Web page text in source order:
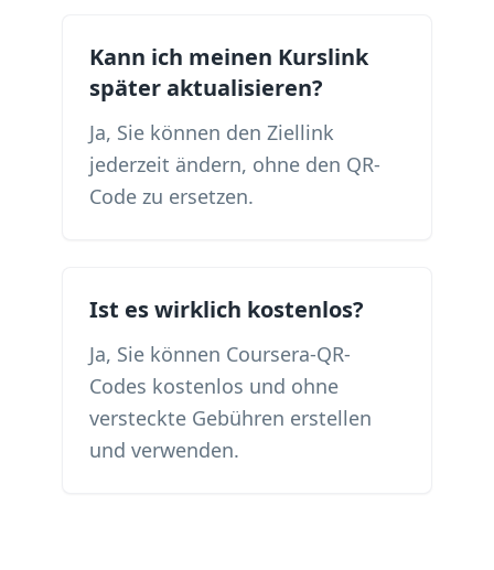
Kann ich meinen Kurslink
später aktualisieren?
Ja, Sie können den Ziellink
jederzeit ändern, ohne den QR-
Code zu ersetzen.
Ist es wirklich kostenlos?
Ja, Sie können Coursera-QR-
Codes kostenlos und ohne
versteckte Gebühren erstellen
und verwenden.